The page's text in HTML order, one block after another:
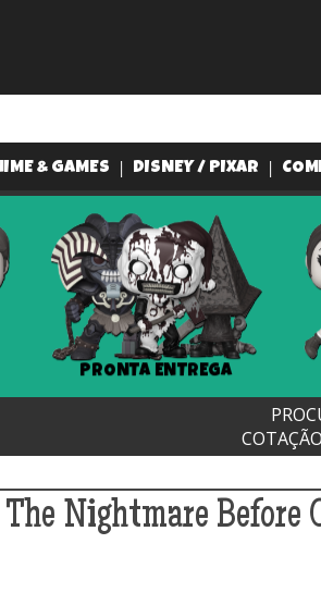
& GAMES DISNEY / PIXAR
PRONTA ENTREGA
COTAÇÃO
Nightmare Before